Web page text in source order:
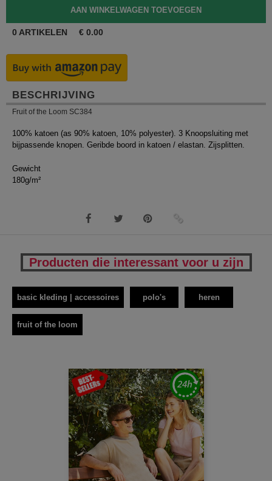
0 ARTIKELEN € 0.00
BESCHRIJVING
Fruit of the Loom SC384
100% katoen (as 90% katoen, 10% polyester). 3 Knoopsluiting met
bijpassende knopen. Geribde boord in katoen / elastan. Zijsplitten.
Gewicht
180g/m²
Producten die interessant voor u zijn
basic kleding | accessoires polo's heren
fruit of the loom